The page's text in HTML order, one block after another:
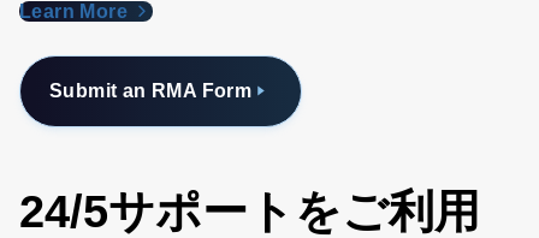
Learn More
Submit an RMA Form
24/5サポートをご利用